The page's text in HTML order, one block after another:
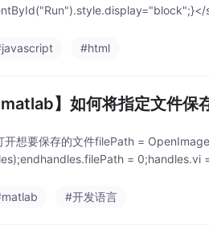
#html
matlab】如何将指定文件保
开想要保存的文件filePath =
= 0;handles.vi
#开发语言